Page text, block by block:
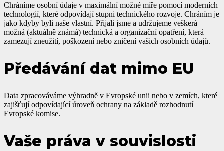
Chráníme osobní údaje v maximální možné míře pomocí moderních
technologií, které odpovídají stupni technického rozvoje. Chráním je
jako kdyby byli naše vlastní. Přijali jsme a udržujeme veškerá
možná (aktuálně známá) technická a organizační opatření, která
zamezují zneužití, poškození nebo zničení vašich osobních údajů.
Předávání dat mimo EU
Data zpracováváme výhradně v Evropské unii nebo v zemích, které
zajišťují odpovídající úroveň ochrany na základě rozhodnutí
Evropské komise.
Vaše práva v souvislosti